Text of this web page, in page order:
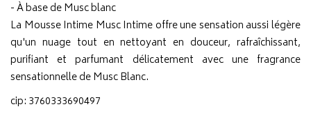
- À base de Musc blanc
La Mousse Intime Musc Intime offre une sensation aussi légère
qu'un nuage tout en nettoyant en douceur, rafraîchissant,
purifiant et parfumant délicatement avec une fragrance
sensationnelle de Musc Blanc.
cip: 3760333690497